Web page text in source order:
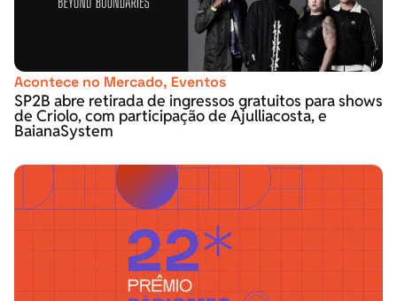
Acontece no Mercado, Eventos
SP2B abre retirada de ingressos gratuitos para shows
de Criolo, com participação de Ajulliacosta, e
BaianaSystem